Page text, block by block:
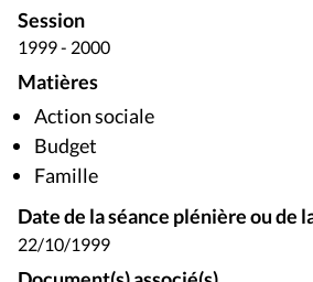
Session
1999 - 2000
Matières
Action sociale
Budget
Famille
Date de la séance plénière ou de
22/10/1999